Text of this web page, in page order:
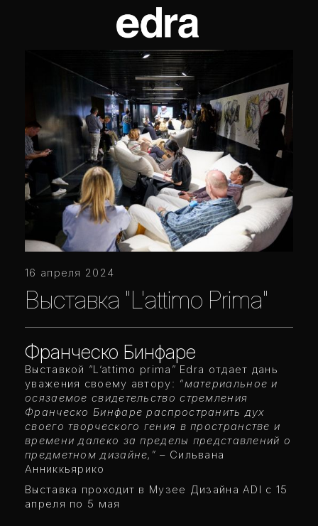
16 апреля 2024
Выставка "L'attimo Prima"
Франческо Бинфаре
Выставкой “L’attimo prima” Edra отдает дань
уважения своему автору: “материальное и
осязаемое свидетельство стремления
Франческо Бинфаре распространить дух
своего творческого гения в пространстве и
времени далеко за пределы представлений о
предметном дизайне,”– Сильвана
Анниккьярико
Выставка проходит в Музее Дизайна ADI с 15
апреля по 5 мая